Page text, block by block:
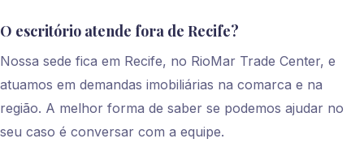
O escritório atende fora de Recife?
Nossa sede fica em Recife, no RioMar Trade Center, e
atuamos em demandas imobiliárias na comarca e na
região. A melhor forma de saber se podemos ajudar no
seu caso é conversar com a equipe.